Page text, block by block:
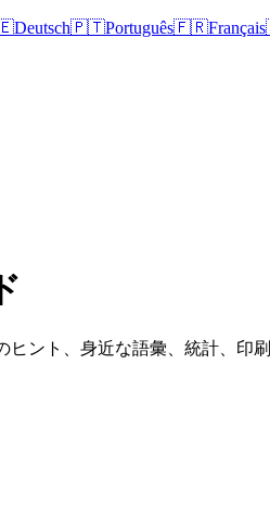
Deutsch🇵🇹Português🇫🇷Français
ント、身近な語彙、統計、印